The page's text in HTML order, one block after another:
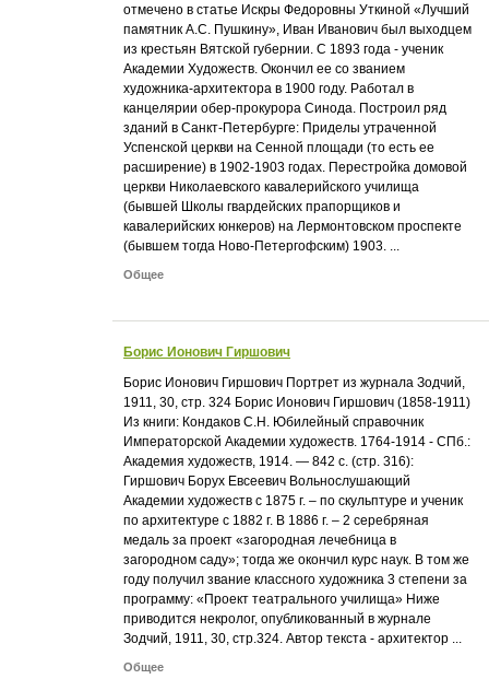
отмечено в статье Искры Федоровны Уткиной «Лучший
памятник А.С. Пушкину», Иван Иванович был выходцем
из крестьян Вятской губернии. С 1893 года - ученик
Академии Художеств. Окончил ее со званием
художника-архитектора в 1900 году. Работал в
канцелярии обер-прокурора Синода. Построил ряд
зданий в Санкт-Петербурге: Приделы утраченной
Успенской церкви на Сенной площади (то есть ее
расширение) в 1902-1903 годах. Перестройка домовой
церкви Николаевского кавалерийского училища
(бывшей Школы гвардейских прапорщиков и
кавалерийских юнкеров) на Лермонтовском проспекте
(бывшем тогда Ново-Петергофским) 1903. ...
Общее
Борис Ионович Гиршович
Борис Ионович Гиршович Портрет из журнала Зодчий,
1911, 30, стр. 324 Борис Ионович Гиршович (1858-1911)
Из книги: Кондаков С.Н. Юбилейный справочник
Императорской Академии художеств. 1764-1914 - СПб.:
Академия художеств, 1914. — 842 с. (стр. 316):
Гиршович Борух Евсеевич Вольнослушающий
Академии художеств с 1875 г. – по скульптуре и ученик
по архитектуре с 1882 г. В 1886 г. – 2 серебряная
медаль за проект «загородная лечебница в
загородном саду»; тогда же окончил курс наук. В том же
году получил звание классного художника 3 степени за
программу: «Проект театрального училища» Ниже
приводится некролог, опубликованный в журнале
Зодчий, 1911, 30, стр.324. Автор текста - архитектор ...
Общее